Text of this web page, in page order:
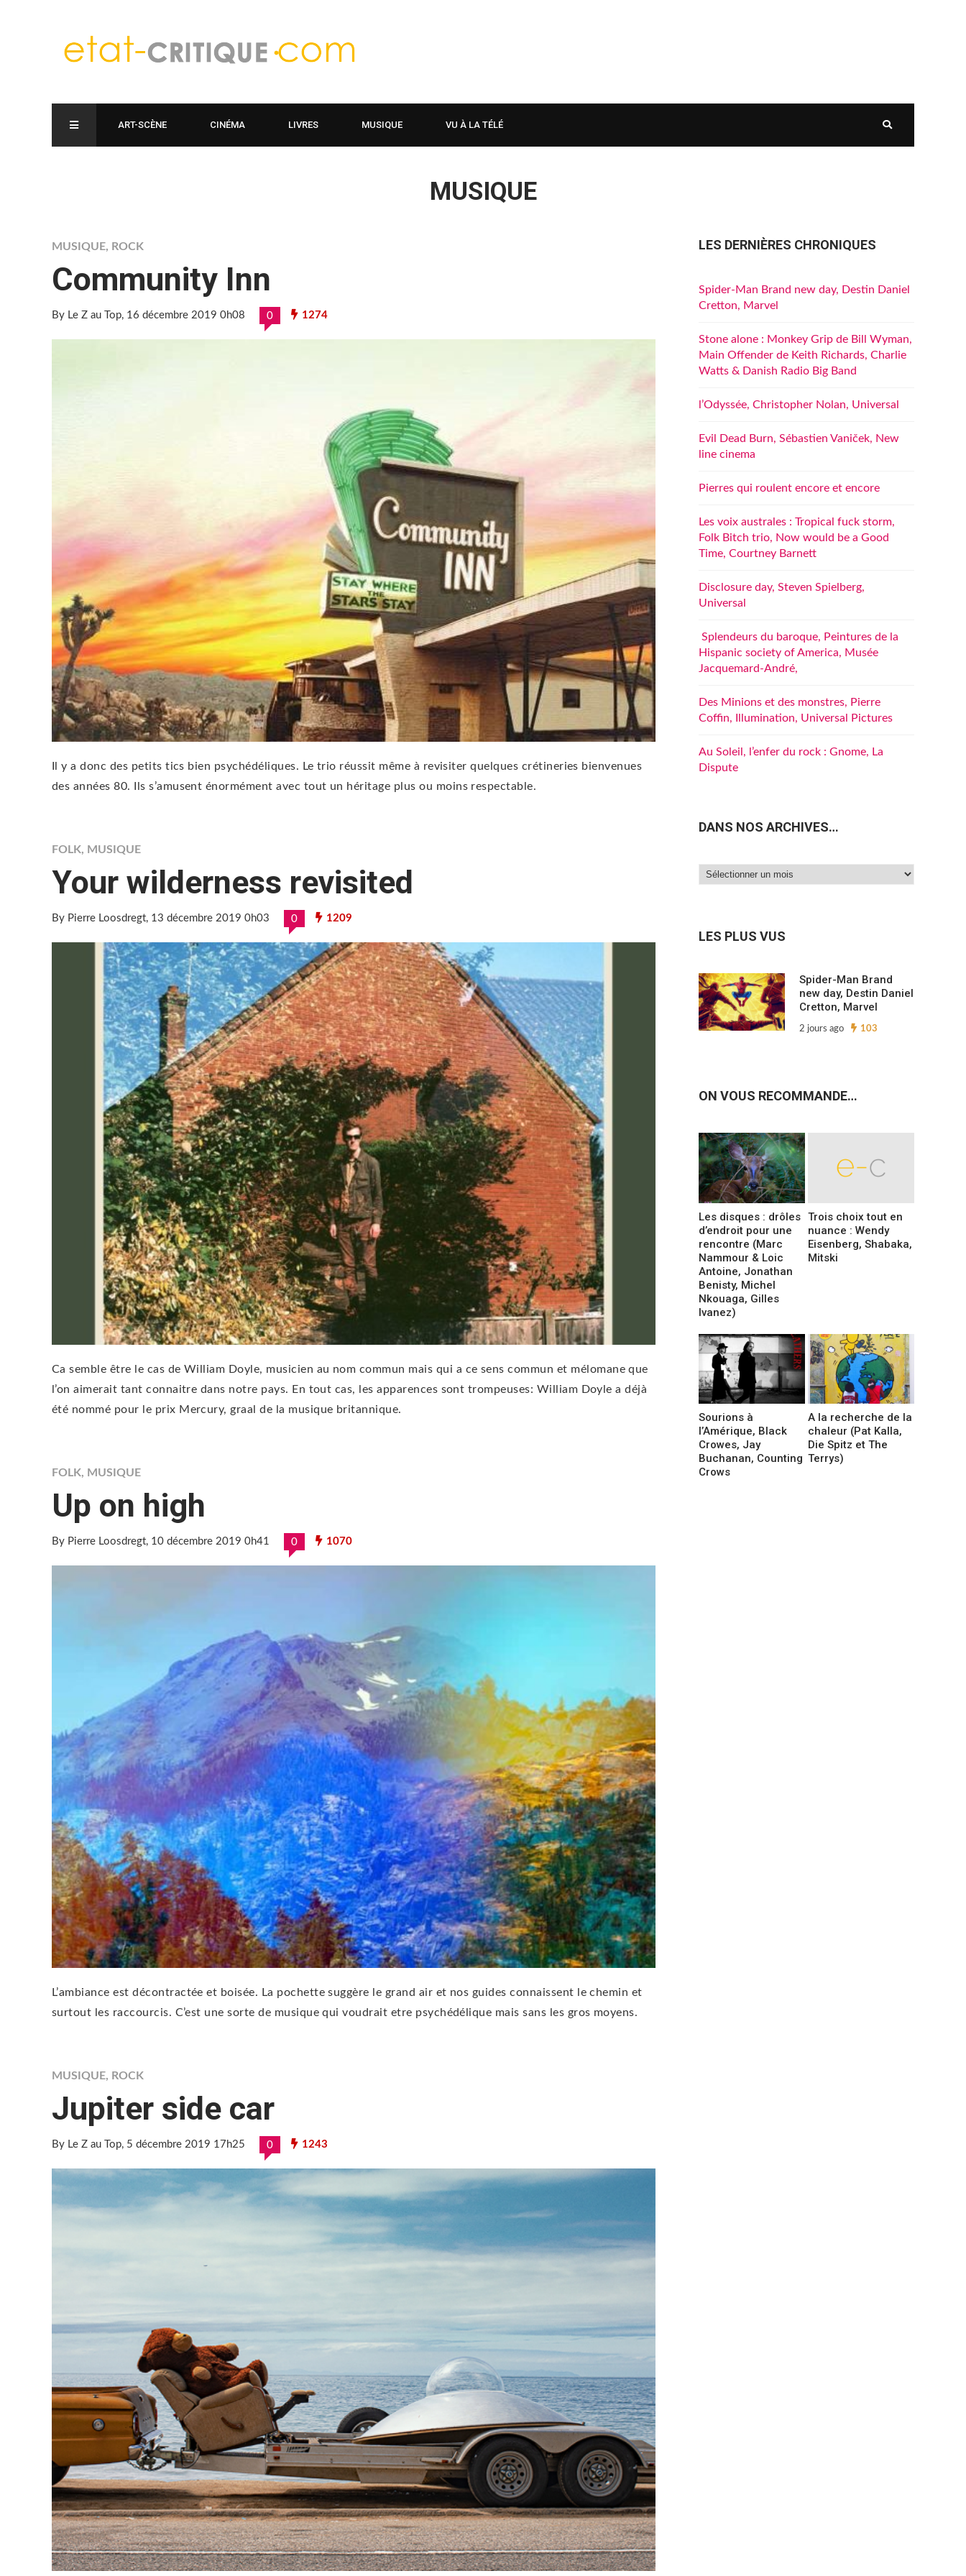
ART-SCÈNE CINÉMA LIVRES MUSIQUE VU À LA TÉLÉ
MUSIQUE
MUSIQUE, ROCK
Community Inn
By Le Z au Top, 16 décembre 2019 0h08 0 1274
Il y a donc des petits tics bien psychédéliques. Le trio réussit même à revisiter quelques crétineries bienvenues
des années 80. Ils s’amusent énormément avec tout un héritage plus ou moins respectable.
FOLK, MUSIQUE
Your wilderness revisited
By Pierre Loosdregt, 13 décembre 2019 0h03 0 1209
Ca semble être le cas de William Doyle, musicien au nom commun mais qui a ce sens commun et mélomane que
l’on aimerait tant connaitre dans notre pays. En tout cas, les apparences sont trompeuses: William Doyle a déjà
été nommé pour le prix Mercury, graal de la musique britannique.
FOLK, MUSIQUE
Up on high
By Pierre Loosdregt, 10 décembre 2019 0h41 0 1070
L’ambiance est décontractée et boisée. La pochette suggère le grand air et nos guides connaissent le chemin et
surtout les raccourcis. C’est une sorte de musique qui voudrait etre psychédélique mais sans les gros moyens.
MUSIQUE, ROCK
Jupiter side car
By Le Z au Top, 5 décembre 2019 17h25 0 1243
LES DERNIÈRES CHRONIQUES
Spider-Man Brand new day, Destin Daniel
Cretton, Marvel
Stone alone : Monkey Grip de Bill Wyman,
Main Offender de Keith Richards, Charlie
Watts & Danish Radio Big Band
l’Odyssée, Christopher Nolan, Universal
Evil Dead Burn, Sébastien Vaniček, New
line cinema
Pierres qui roulent encore et encore
Les voix australes : Tropical fuck storm,
Folk Bitch trio, Now would be a Good
Time, Courtney Barnett
Disclosure day, Steven Spielberg,
Universal
Splendeurs du baroque, Peintures de la
Hispanic society of America, Musée
Jacquemard-André,
Des Minions et des monstres, Pierre
Coffin, Illumination, Universal Pictures
Au Soleil, l’enfer du rock : Gnome, La
Dispute
DANS NOS ARCHIVES…
Dans
LES PLUS VUS
Spider-Man Brand
new day, Destin Daniel
Cretton, Marvel
2 jours ago 103
ON VOUS RECOMMANDE…
Les disques : drôles
d’endroit pour une
rencontre (Marc
Nammour & Loic
Antoine, Jonathan
Benisty, Michel
Nkouaga, Gilles
Ivanez)
Trois choix tout en
nuance : Wendy
Eisenberg, Shabaka,
Mitski
Sourions à
l’Amérique, Black
Crowes, Jay
Buchanan, Counting
Crows
A la recherche de la
chaleur (Pat Kalla,
Die Spitz et The
Terrys)